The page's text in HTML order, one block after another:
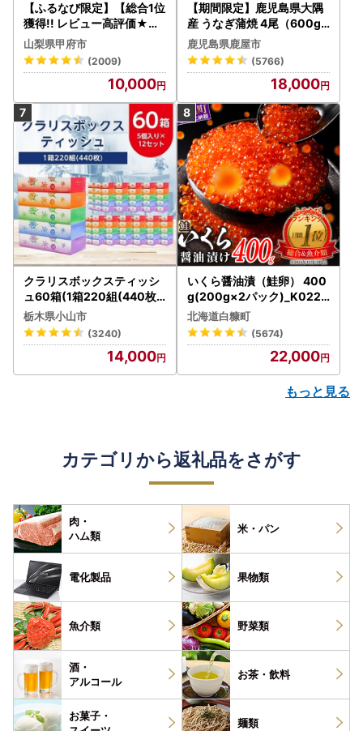
【ふるなび限定】【総合1位
獲得!! レビュー高評価★】
〈2026年度配送分〉山梨
県産 シャインマスカット 2
～3房（1.0kg以上）シャイ
ン フルーツ FN-Limited-S
P
山梨県甲府市
(2009)
10,000
【期間限定】鹿児島県大隅
産 うなぎ蒲焼 4尾（600g
） KN007-004-04-cp18
うなぎ 鰻 魚 惣菜 総菜
鹿児島県鹿屋市
(5766)
18,000
クラリスボックスティッシ
ュ60箱(1箱220組(440枚))
(5個入り×12セット)【配送
不可地域：離島・沖縄県】
【1256759】
栃木県小山市
(3240)
14,000
いくら醤油漬（鮭卵） 400
g(200g×2パック)_K022-
1676
北海道白糠町
(5674)
22,000
もっと見る
カテゴリから返礼品をさがす
肉・
ハム類
米・パン
電化製品 果物類
魚介類 野菜類
酒・
アルコール
お茶・ 飲料
お菓子・
麺類